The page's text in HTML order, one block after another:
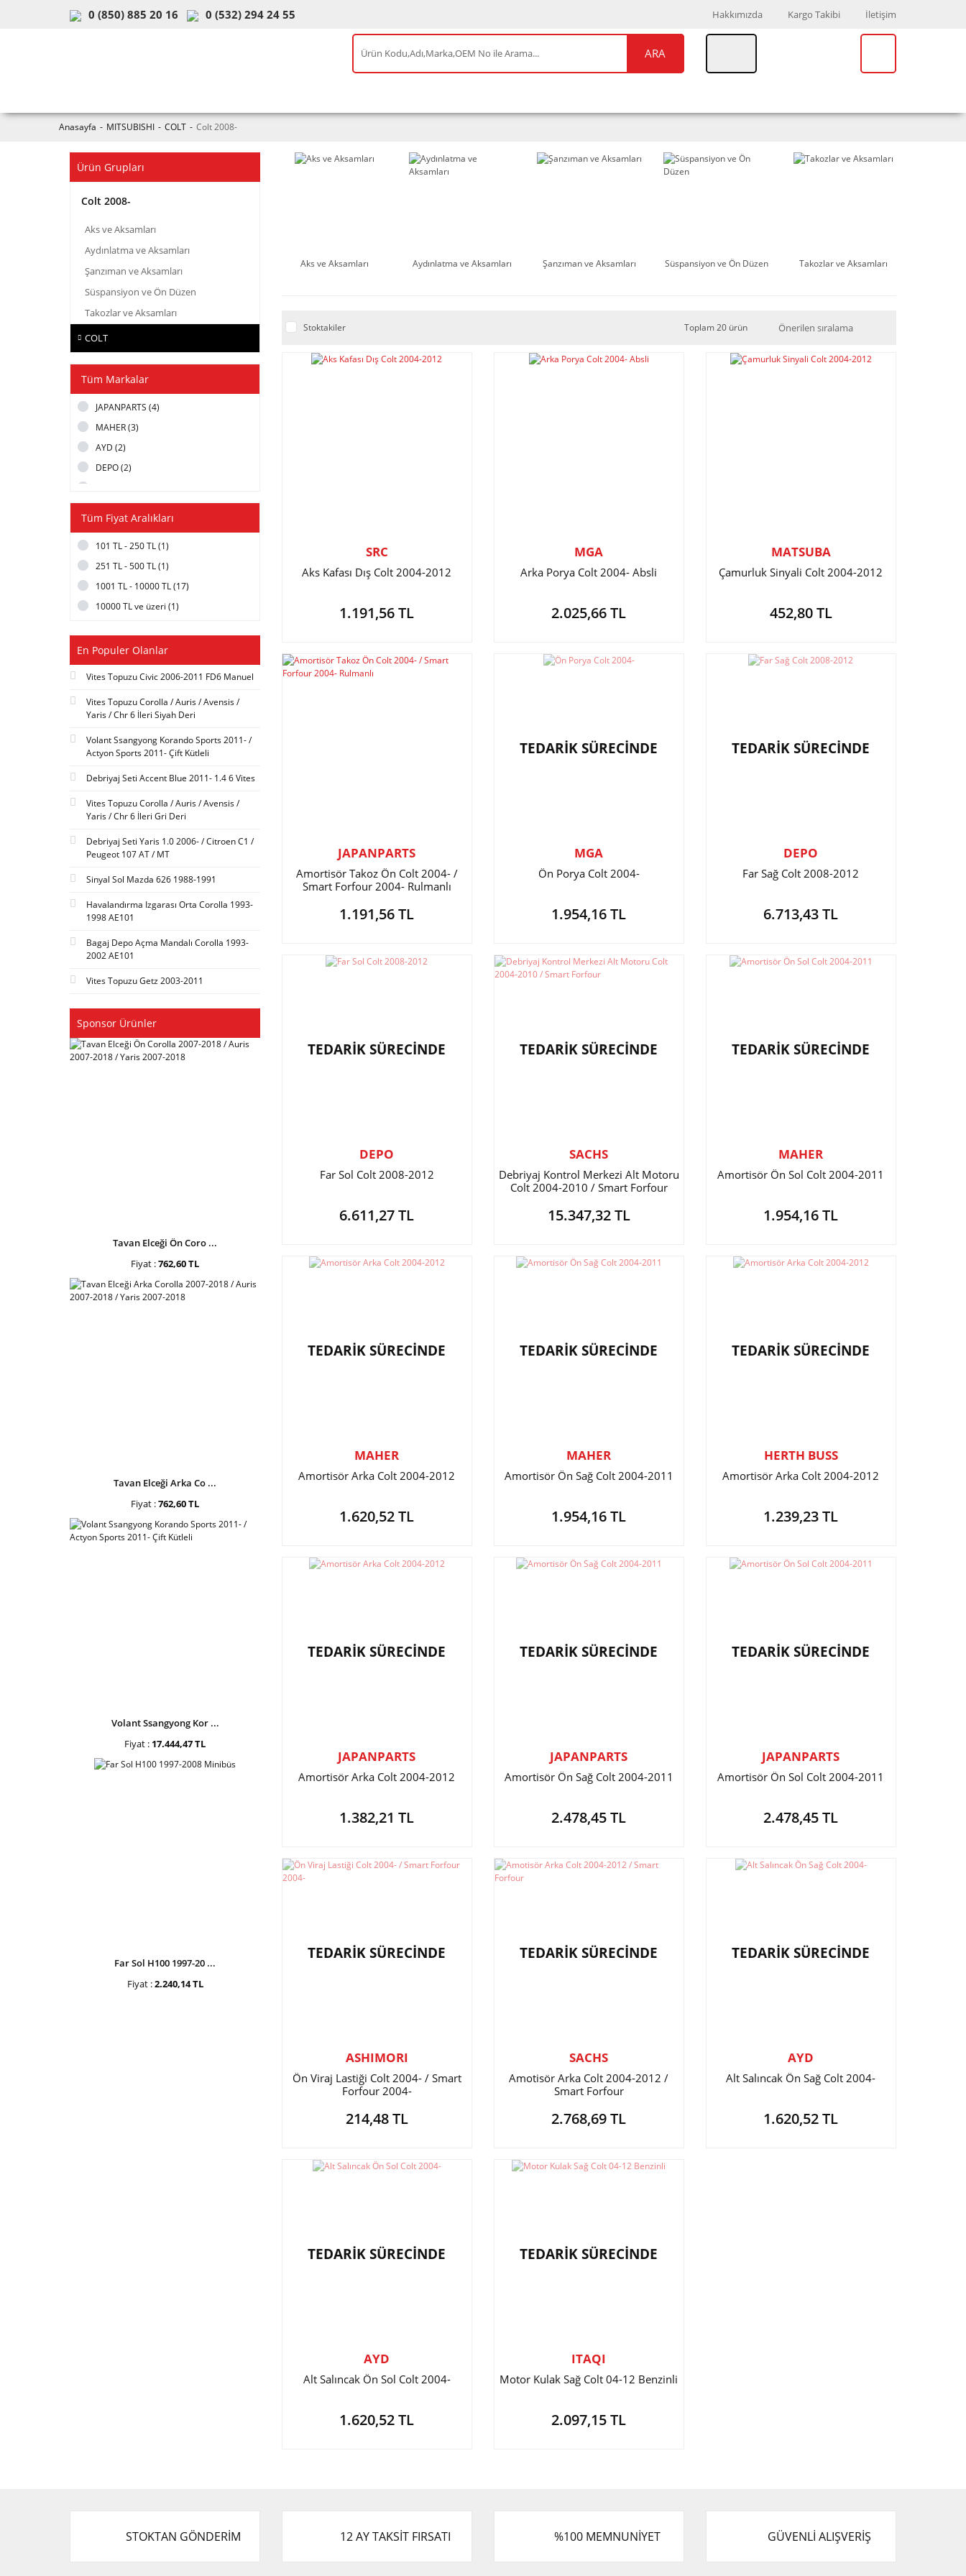
0 (850) 885 20 16 0 (532) 294 24 55 Hakkımızda Kargo Takibi İletişim
ARA
Anasayfa MITSUBISHI COLT Colt 2008-
Ürün Grupları
Colt 2008-
Aks ve Aksamları
Aydınlatma ve Aksamları
Şanzıman ve Aksamları
Süspansiyon ve Ön Düzen
Takozlar ve Aksamları
COLT
Tüm Markalar
JAPANPARTS (4)
MAHER (3)
AYD (2)
DEPO (2)
ASHIMORI (1)
HERTH BUSS (1)
ITAQI (1)
MATSUBA (1)
SRC (1)
Tüm Fiyat Aralıkları
101 TL - 250 TL (1)
251 TL - 500 TL (1)
1001 TL - 10000 TL (17)
10000 TL ve üzeri (1)
En Populer Olanlar
Vites Topuzu Civic 2006-2011 FD6 Manuel
Vites Topuzu Corolla / Auris / Avensis /
Yaris / Chr 6 İleri Siyah Deri
Volant Ssangyong Korando Sports 2011- /
Actyon Sports 2011- Çift Kütleli
Debriyaj Seti Accent Blue 2011- 1.4 6 Vites
Vites Topuzu Corolla / Auris / Avensis /
Yaris / Chr 6 İleri Gri Deri
Debriyaj Seti Yaris 1.0 2006- / Citroen C1 /
Peugeot 107 AT / MT
Sinyal Sol Mazda 626 1988-1991
Havalandırma Izgarası Orta Corolla 1993-
1998 AE101
Bagaj Depo Açma Mandalı Corolla 1993-
2002 AE101
Vites Topuzu Getz 2003-2011
Sponsor Ürünler
Tavan Elceği Ön Coro ...
Fiyat :762,60 TL
Tavan Elceği Arka Co ...
Fiyat :762,60 TL
Volant Ssangyong Kor ...
Fiyat : 17.444,47 TL
Far Sol H100 1997-20 ...
Fiyat :2.240,14 TL
Aks ve Aksamları Aydınlatma ve Aksamları Şanzıman ve Aksamları Süspansiyon ve Ön Düzen Takozlar ve Aksamları
Stoktakiler Toplam 20 ürün
SRC
Aks Kafası Dış Colt 2004-2012
1.191,56 TL
MGA
Arka Porya Colt 2004- Absli
2.025,66 TL
MATSUBA
Çamurluk Sinyali Colt 2004-2012
452,80 TL
JAPANPARTS
Amortisör Takoz Ön Colt 2004- /
Smart Forfour 2004- Rulmanlı
1.191,56 TL
TEDARİK SÜRECİNDE
MGA
Ön Porya Colt 2004-
1.954,16 TL
TEDARİK SÜRECİNDE
DEPO
Far Sağ Colt 2008-2012
6.713,43 TL
TEDARİK SÜRECİNDE
DEPO
Far Sol Colt 2008-2012
6.611,27 TL
TEDARİK SÜRECİNDE
SACHS
Debriyaj Kontrol Merkezi Alt Motoru
Colt 2004-2010 / Smart Forfour
15.347,32 TL
TEDARİK SÜRECİNDE
MAHER
Amortisör Ön Sol Colt 2004-2011
1.954,16 TL
TEDARİK SÜRECİNDE
MAHER
Amortisör Arka Colt 2004-2012
1.620,52 TL
TEDARİK SÜRECİNDE
MAHER
Amortisör Ön Sağ Colt 2004-2011
1.954,16 TL
TEDARİK SÜRECİNDE
HERTH BUSS
Amortisör Arka Colt 2004-2012
1.239,23 TL
TEDARİK SÜRECİNDE
JAPANPARTS
Amortisör Arka Colt 2004-2012
1.382,21 TL
TEDARİK SÜRECİNDE
JAPANPARTS
Amortisör Ön Sağ Colt 2004-2011
2.478,45 TL
TEDARİK SÜRECİNDE
JAPANPARTS
Amortisör Ön Sol Colt 2004-2011
2.478,45 TL
TEDARİK SÜRECİNDE
ASHIMORI
Ön Viraj Lastiği Colt 2004- / Smart
Forfour 2004-
214,48 TL
TEDARİK SÜRECİNDE
SACHS
Amotisör Arka Colt 2004-2012 /
Smart Forfour
2.768,69 TL
TEDARİK SÜRECİNDE
AYD
Alt Salıncak Ön Sağ Colt 2004-
1.620,52 TL
TEDARİK SÜRECİNDE
AYD
Alt Salıncak Ön Sol Colt 2004-
1.620,52 TL
TEDARİK SÜRECİNDE
ITAQI
Motor Kulak Sağ Colt 04-12 Benzinli
2.097,15 TL
STOKTAN GÖNDERİM 12 AY TAKSİT FIRSATI %100 MEMNUNİYET GÜVENLİ ALIŞVERİŞ